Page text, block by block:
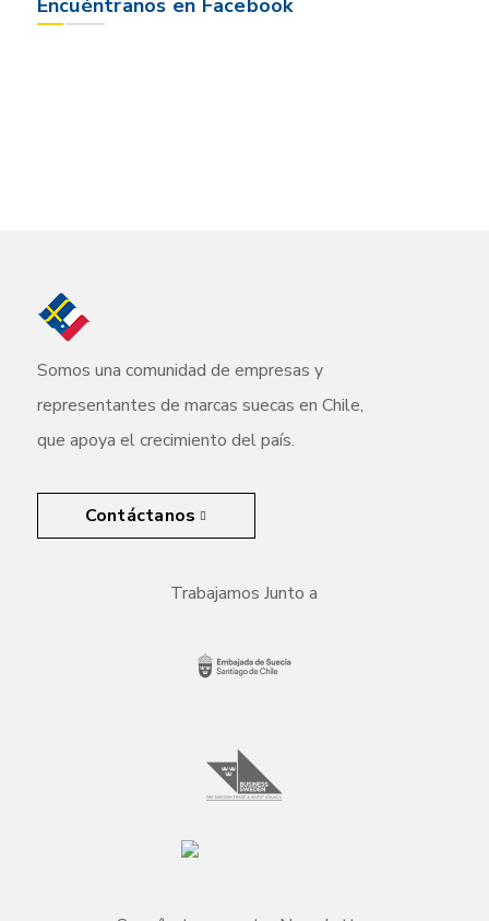
Encuéntranos en Facebook
Somos una comunidad de empresas y
representantes de marcas suecas en Chile,
que apoya el crecimiento del país.
Contáctanos
Trabajamos Junto a